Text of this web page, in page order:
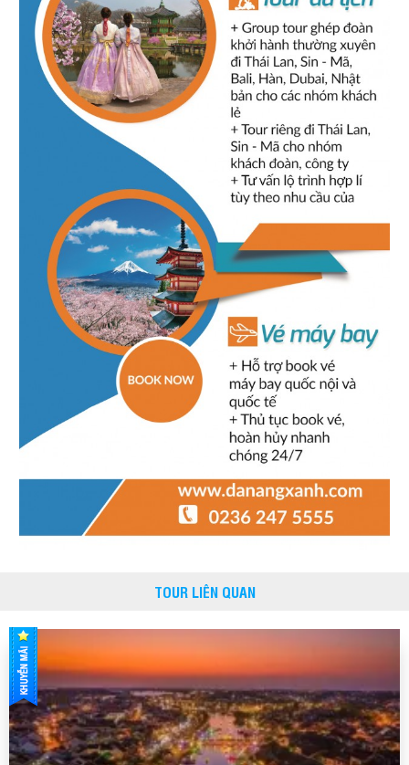
HDV nhiệt tình, kinh nghiệm, kiến thức lịch sử phong
phú. Ít thời gian tự do tham quan
Lê Duy Tài-Ngày gửi: 10/10/2015
Dịch vụ tốt, HDV nhiệt tình chu đáo, các điểm tham
quan hợp lý. Món ăn tại nhà hàng ngon. Hy vọng có cơ hội sẽ
TOUR LIÊN QUAN